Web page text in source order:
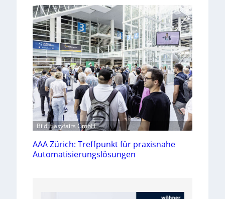
Bild: Easyfairs GmbH
AAA Zürich: Treffpunkt für praxisnahe
Automatisierungslösungen